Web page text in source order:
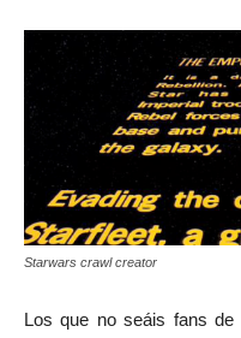
Starwars crawl creator
Los que no seáis fans de